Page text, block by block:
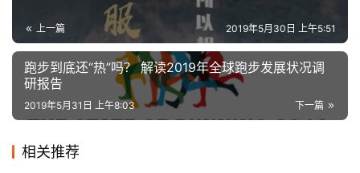
上一篇 2019年5月30日 上午5:51
跑步到底还“热”吗？ 解读2019年全球跑步发展状况调
研报告
下一篇
2019年5月31日 上午8:03
相关推荐